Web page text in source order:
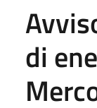
di